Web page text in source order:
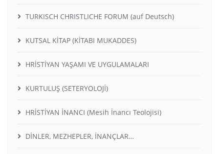
TURKISCH CHRISTLICHE FORUM (auf Deutsch)
KUTSAL KİTAP (KİTABI MUKADDES)
HRİSTİYAN YAŞAMI VE UYGULAMALARI
KURTULUŞ (SETERYOLOJİ)
HRİSTİYAN İNANCI (Mesih İnancı Teolojisi)
DİNLER, MEZHEPLER, İNANÇLAR…